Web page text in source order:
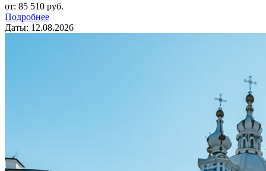
от: 85 510 руб.
Подробнее
Даты: 12.08.2026